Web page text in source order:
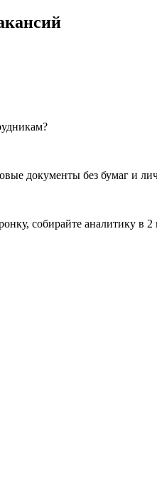
документы без бумаг и
собирайте аналитику в 2